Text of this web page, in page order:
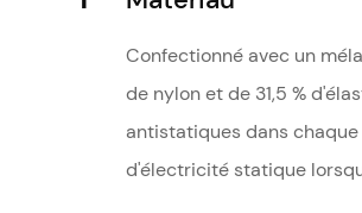
Confectionné avec un
de nylon et de 31,5 %
antistatiques dans
d'électricité statique